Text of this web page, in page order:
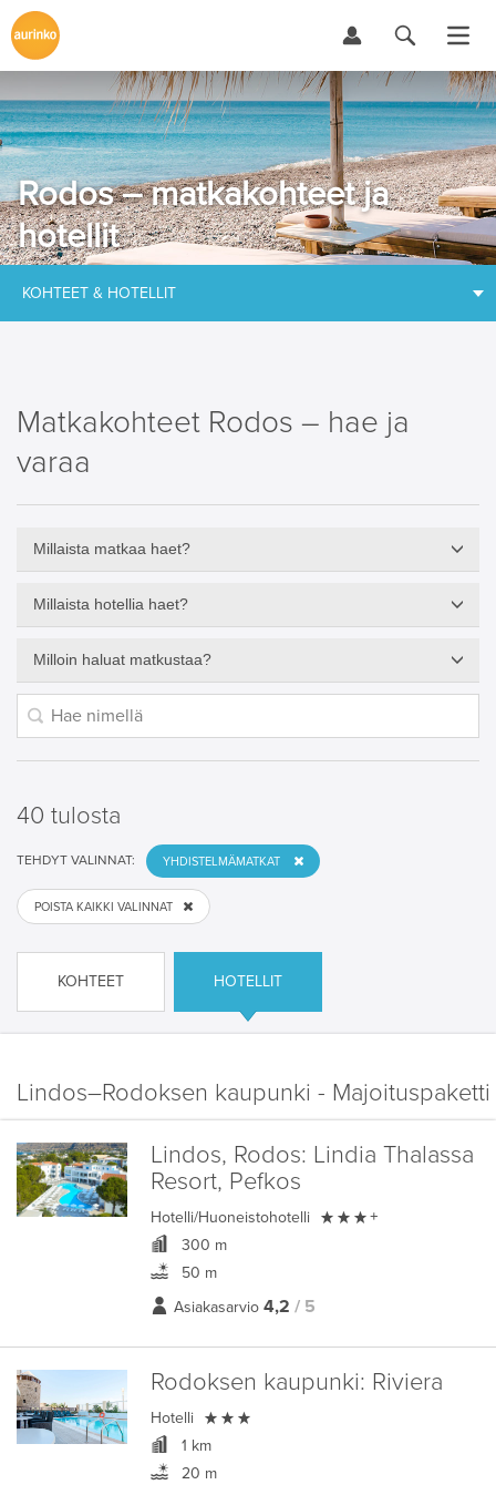
Rodos – matkakohteet ja
hotellit
KOHTEET & HOTELLIT
Matkakohteet Rodos – hae ja
varaa
Millaista matkaa haet?
Millaista hotellia haet?
Milloin haluat matkustaa?
40 tulosta
TEHDYT VALINNAT: YHDISTELMÄMATKAT
POISTA KAIKKI VALINNAT
KOHTEET HOTELLIT
Lindos–Rodoksen kaupunki - Majoituspaketti
Lindos, Rodos: Lindia Thalassa
Resort, Pefkos
Hotelli/Huoneistohotelli  +
300 m
50 m
Asiakasarvio 4,2 / 5
Rodoksen kaupunki: Riviera
Hotelli 
1 km
20 m